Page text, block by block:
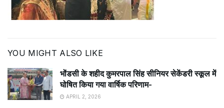
YOU MIGHT ALSO LIKE
भोंडसी के शहीद कुमरपाल सिंह सीनियर सेकेंडरी स्कूल में
घोषित किया गया वार्षिक परिणाम-
APRIL 2, 2026